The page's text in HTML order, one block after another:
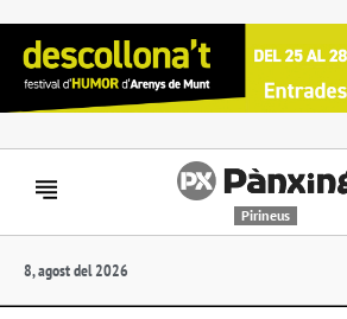
Pirineus
8, agost del 2026